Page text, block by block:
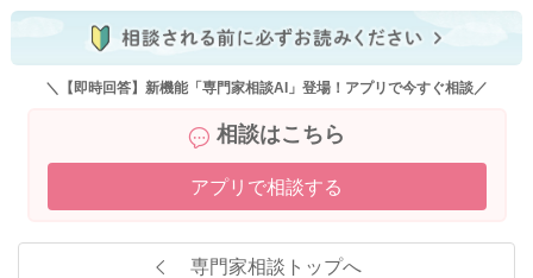
＼【即時回答】新機能「専門家相談AI」登場！アプリで今すぐ相談／
相談はこちら
アプリで相談する
専門家相談トップへ